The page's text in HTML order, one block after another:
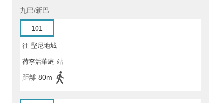
九巴/新巴
101
往 堅尼地城
荷李活華庭 站
距離 80m